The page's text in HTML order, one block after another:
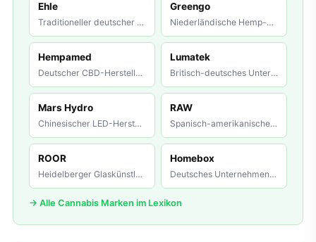
Ehle
Traditioneller deutscher Glaswaren-Hersteller aus dem Schwar
Greengo
Niederländische Hemp-Paper-Marke mit Fokus auf ungebleichte,
Hempamed
Deutscher CBD-Hersteller mit starkem medizinischen Fokus. He
Lumatek
Britisch-deutsches Unternehmen für Premium-Grow-Lichttechnik
Mars Hydro
Chinesischer LED-Hersteller, der sich zum Marktführer für er
RAW
Spanisch-amerikanische Marke von Republic Brands. RAW gilt a
ROOR
Heidelberger Glaskünstler-Manufaktur, gegründet 1995. ROOR-B
Homebox
Deutsches Unternehmen, das als einer der ersten Anbieter qua
→ Alle Cannabis Marken im Lexikon